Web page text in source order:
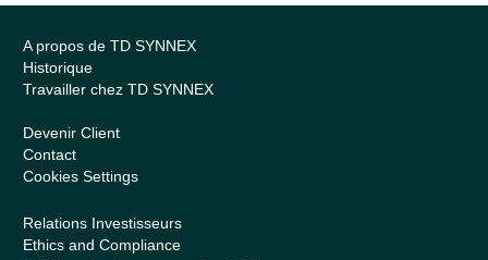
A propos de TD SYNNEX
Historique
Travailler chez TD SYNNEX
Devenir Client
Contact
Cookies Settings
Relations Investisseurs
Ethics and Compliance